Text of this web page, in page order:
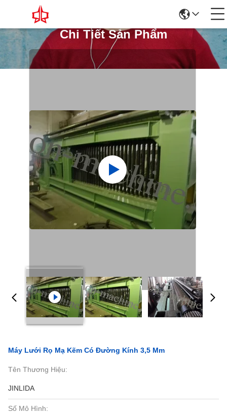
Chi Tiết Sản Phẩm
Máy Lưới Rọ Mạ Kẽm Có Đường Kính 3,5 Mm
Tên Thương Hiệu:
JINLIDA
Số Mô Hình: